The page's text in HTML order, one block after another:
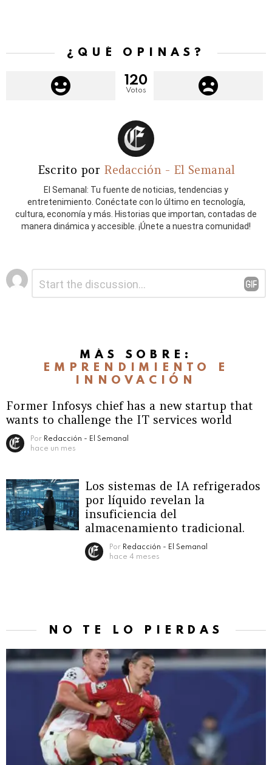
¿QUÉ OPINAS?
120
Votos
Escrito por Redacción - El Semanal
El Semanal: Tu fuente de noticias, tendencias y
entretenimiento. Conéctate con lo último en tecnología,
cultura, economía y más. Historias que importan, contadas de
manera dinámica y accesible. ¡Únete a nuestra comunidad!
Deja
una
MÁS SOBRE:
EMPRENDIMIENTO E
INNOVACIÓN
Former Infosys chief has a new startup that
wants to challenge the IT services world
Por Redacción - El Semanal
hace un mes
Los sistemas de IA refrigerados
por líquido revelan la
insuficiencia del
almacenamiento tradicional.
Por Redacción - El Semanal
hace 4 meses
NO TE LO PIERDAS